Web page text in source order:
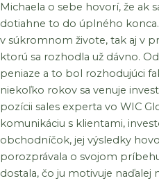
Michaela o sebe hovorí, že ak
dotiahne to do úplného
v súkromnom živote, tak aj v
ktorú sa rozhodla už dávno.
peniaze a to bol rozhodujúci
niekoľko rokov sa venuje
pozícii sales experta vo WIC
komunikáciu s klientami,
obchodníčok, jej výsledky
porozprávala o svojom
dostala, čo ju motivuje naďalej